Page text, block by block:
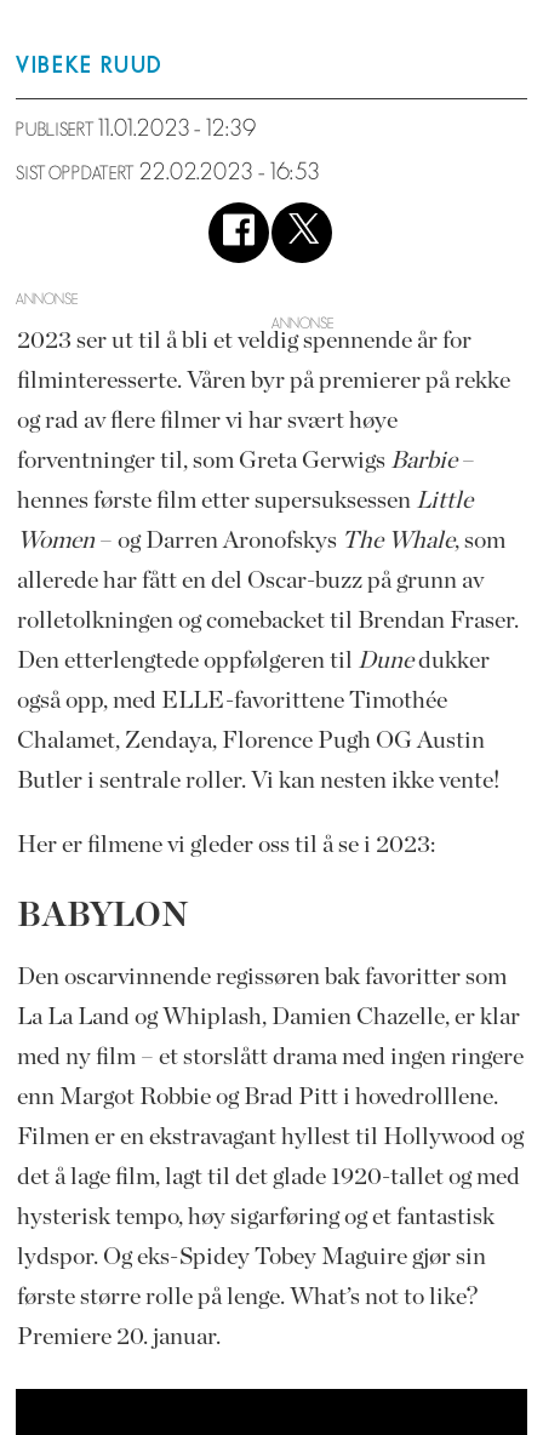
VIBEKE RUUD
PUBLISERT 11.01.2023 - 12:39
SIST OPPDATERT 22.02.2023 - 16:53
ANNONSE
2023 ser ut til å bli et veldig spennende år for
filminteresserte. Våren byr på premierer på rekke
og rad av flere filmer vi har svært høye
forventninger til, som Greta Gerwigs Barbie–
hennes første film etter supersuksessen Little
Women– og Darren Aronofskys The Whale, som
allerede har fått en del Oscar-buzz på grunn av
rolletolkningen og comebacket til Brendan Fraser.
Den etterlengtede oppfølgeren til Dunedukker
også opp, med ELLE-favorittene Timothée
Chalamet, Zendaya, Florence Pugh OG Austin
Butler i sentrale roller. Vi kan nesten ikke vente!
Her er filmene vi gleder oss til å se i 2023:
BABYLON
Den oscarvinnende regissøren bak favoritter som
La La Land og Whiplash, Damien Chazelle, er klar
med ny film – et storslått drama med ingen ringere
enn Margot Robbie og Brad Pitt i hovedrolllene.
Filmen er en ekstravagant hyllest til Hollywood og
det å lage film, lagt til det glade 1920-tallet og med
hysterisk tempo, høy sigarføring og et fantastisk
lydspor. Og eks-Spidey Tobey Maguire gjør sin
første større rolle på lenge. What’s not to like?
Premiere 20. januar.